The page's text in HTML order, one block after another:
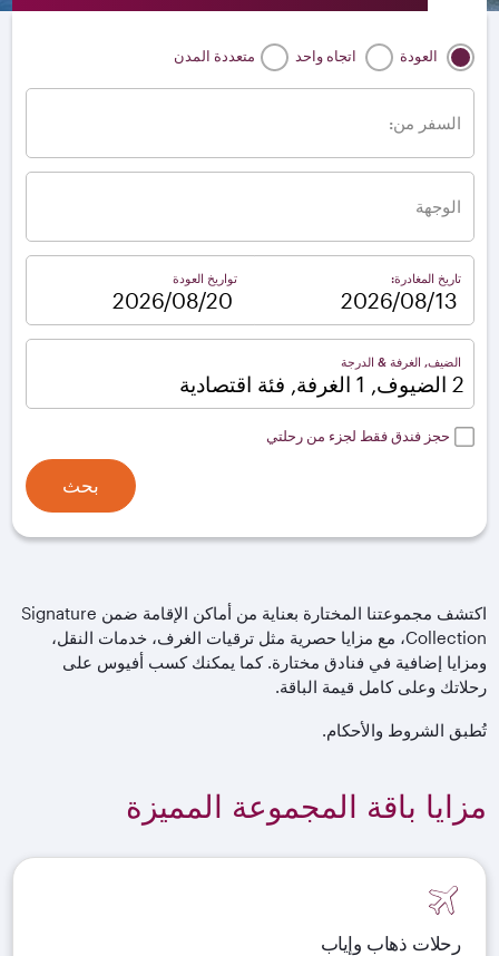
العودة اتجاه واحد متعددة المدن
السفر من:
الوجهة
تاريخ المغادرة: تواريخ العودة
الضيف, الغرفة & الدرجة
2 الضيوف, 1 الغرفة, فئة اقتصادية
حجز فندق فقط لجزء من رحلتي
بحث
اكتشف مجموعتنا المختارة بعناية من أماكن الإقامة ضمن Signature
Collection، مع مزايا حصرية مثل ترقيات الغرف، خدمات النقل،
ومزايا إضافية في فنادق مختارة. كما يمكنك كسب أفيوس على
رحلاتك وعلى كامل قيمة الباقة.
تُطبق الشروط والأحكام.
مزايا باقة المجموعة المميزة
رحلات ذهاب وإياب